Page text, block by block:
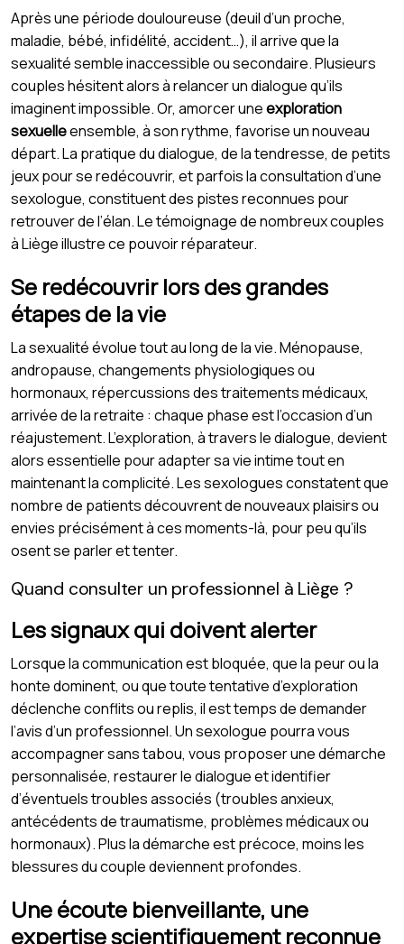
Après une période douloureuse (deuil d’un proche,
maladie, bébé, infidélité, accident…), il arrive que la
sexualité semble inaccessible ou secondaire. Plusieurs
couples hésitent alors à relancer un dialogue qu’ils
imaginent impossible. Or, amorcer uneexploration
sexuelleensemble, à son rythme, favorise un nouveau
départ. La pratique du dialogue, de la tendresse, de petits
jeux pour se redécouvrir, et parfois la consultation d’une
sexologue, constituent des pistes reconnues pour
retrouver de l’élan. Le témoignage de nombreux couples
à Liège illustre ce pouvoir réparateur.
Se redécouvrir lors des grandes
étapes de la vie
La sexualité évolue tout au long de la vie. Ménopause,
andropause, changements physiologiques ou
hormonaux, répercussions des traitements médicaux,
arrivée de la retraite : chaque phase est l’occasion d’un
réajustement. L’exploration, à travers le dialogue, devient
alors essentielle pour adapter sa vie intime tout en
maintenant la complicité. Les sexologues constatent que
nombre de patients découvrent de nouveaux plaisirs ou
envies précisément à ces moments-là, pour peu qu’ils
osent se parler et tenter.
Quand consulter un professionnel à Liège ?
Les signaux qui doivent alerter
Lorsque la communication est bloquée, que la peur ou la
honte dominent, ou que toute tentative d’exploration
déclenche conflits ou replis, il est temps de demander
l’avis d’un professionnel. Un sexologue pourra vous
accompagner sans tabou, vous proposer une démarche
personnalisée, restaurer le dialogue et identifier
d’éventuels troubles associés (troubles anxieux,
antécédents de traumatisme, problèmes médicaux ou
hormonaux). Plus la démarche est précoce, moins les
blessures du couple deviennent profondes.
Une écoute bienveillante, une
expertise scientifiquement reconnue